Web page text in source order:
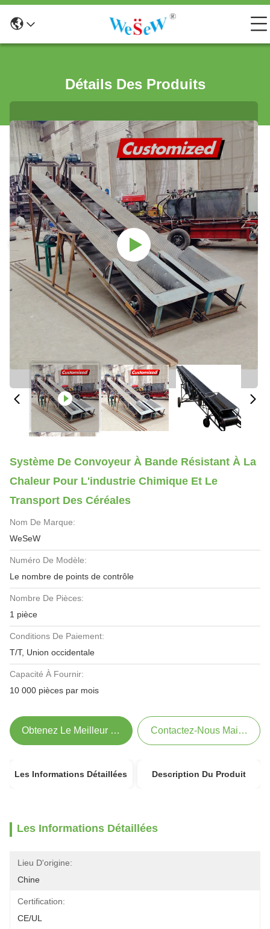
Détails Des Produits
Système De Convoyeur À Bande Résistant À La
Chaleur Pour L'industrie Chimique Et Le
Transport Des Céréales
Nom De Marque:
WeSeW
Numéro De Modèle:
Le nombre de points de contrôle
Nombre De Pièces:
1 pièce
Conditions De Paiement:
T/T, Union occidentale
Capacité À Fournir:
10 000 pièces par mois
Obtenez Le Meilleur Prix Contactez-Nous Maintenant
Les Informations Détaillées Description Du Produit
Les Informations Détaillées
Lieu D'origine:
Chine
Certification:
CE/UL